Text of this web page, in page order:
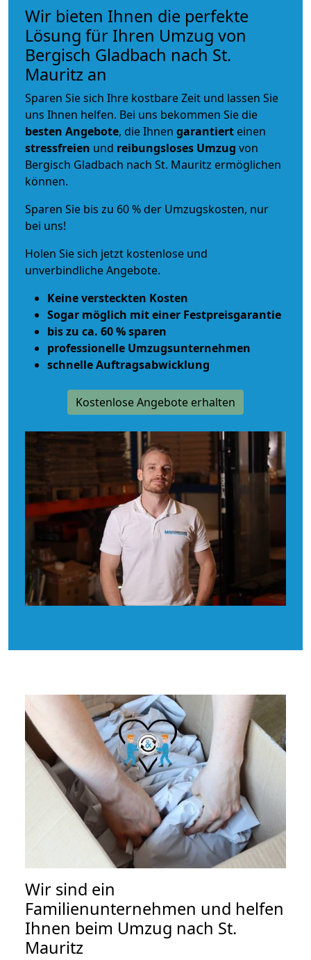
Wir bieten Ihnen die perfekte
Lösung für Ihren Umzug von
Bergisch Gladbach nach St.
Mauritz an
Sparen Sie sich Ihre kostbare Zeit und lassen Sie
uns Ihnen helfen. Bei uns bekommen Sie die
besten Angebote, die Ihnen garantiert einen
stressfreien und reibungsloses Umzug von
Bergisch Gladbach nach St. Mauritz ermöglichen
können.
Sparen Sie bis zu 60 % der Umzugskosten, nur
bei uns!
Holen Sie sich jetzt kostenlose und
unverbindliche Angebote.
Keine versteckten Kosten
Sogar möglich mit einer Festpreisgarantie
bis zu ca. 60 % sparen
professionelle Umzugsunternehmen
schnelle Auftragsabwicklung
Kostenlose Angebote erhalten
Wir sind ein
Familienunternehmen und helfen
Ihnen beim Umzug nach St.
Mauritz